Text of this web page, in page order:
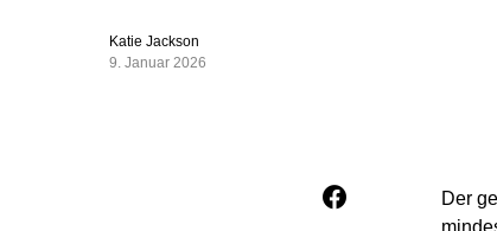
Katie Jackson
9. Januar 2026
Der